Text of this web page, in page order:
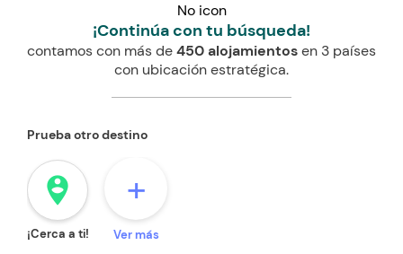
No icon
¡Continúa con tu búsqueda!
contamos con más de450 alojamientosen 3 países
con ubicación estratégica.
Prueba otro destino
person_pin_circle
¡Cerca a ti!
+
Ver más